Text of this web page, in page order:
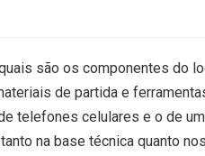
são os componentes do
de partida e
telefones celulares e o de
na base técnica quanto